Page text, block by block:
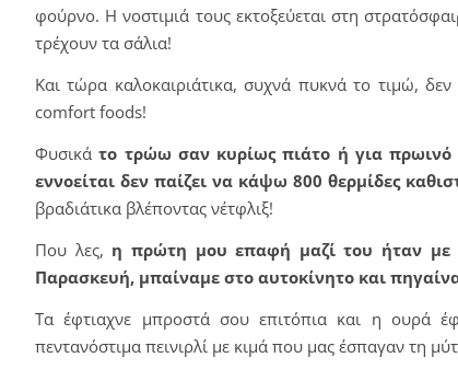
φούρνο. Η νοστιμιά τους εκτοξεύεται στη
τρέχουν τα σάλια!
Και τώρα καλοκαιριάτικα, συχνά πυκνά το τιμώ,
comfort foods!
Φυσικάτο τρώω σαν κυρίως πιάτο ή για
εννοείται δεν παίζει να κάψω 800 θερμίδες
βραδιάτικα βλέποντας νέτφλιξ!
Που λες, η πρώτη μου επαφή μαζί του ήταν με
Παρασκευή, μπαίναμε στο αυτοκίνητο και
Τα έφτιαχνε μπροστά σου επιτόπια και η ουρά
πεντανόστιμα πεινιρλί με κιμά που μας έσπαγαν τη